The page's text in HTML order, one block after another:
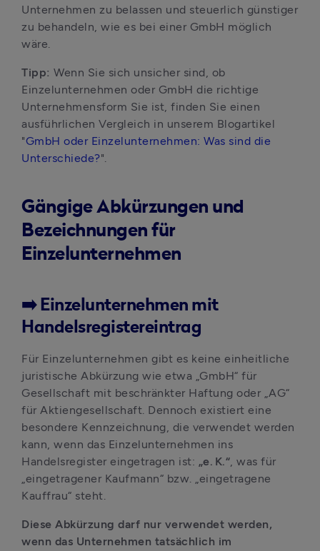
Unternehmen zu belassen und steuerlich günstiger
zu behandeln, wie es bei einer GmbH möglich
wäre.
Tipp: Wenn Sie sich unsicher sind, ob
Einzelunternehmen oder GmbH die richtige
Unternehmensform Sie ist, finden Sie einen
ausführlichen Vergleich in unserem Blogartikel
"GmbH oder Einzelunternehmen: Was sind die
Unterschiede?".
Gängige Abkürzungen und
Bezeichnungen für
Einzelunternehmen
➡️ Einzelunternehmen mit
Handelsregistereintrag
Für Einzelunternehmen gibt es keine einheitliche
juristische Abkürzung wie etwa „GmbH“ für
Gesellschaft mit beschränkter Haftung oder „AG“
für Aktiengesellschaft. Dennoch existiert eine
besondere Kennzeichnung, die verwendet werden
kann, wenn das Einzelunternehmen ins
Handelsregister eingetragen ist: „e. K.“, was für
„eingetragener Kaufmann“ bzw. „eingetragene
Kauffrau“ steht.
Diese Abkürzung darf nur verwendet werden,
wenn das Unternehmen tatsächlich im